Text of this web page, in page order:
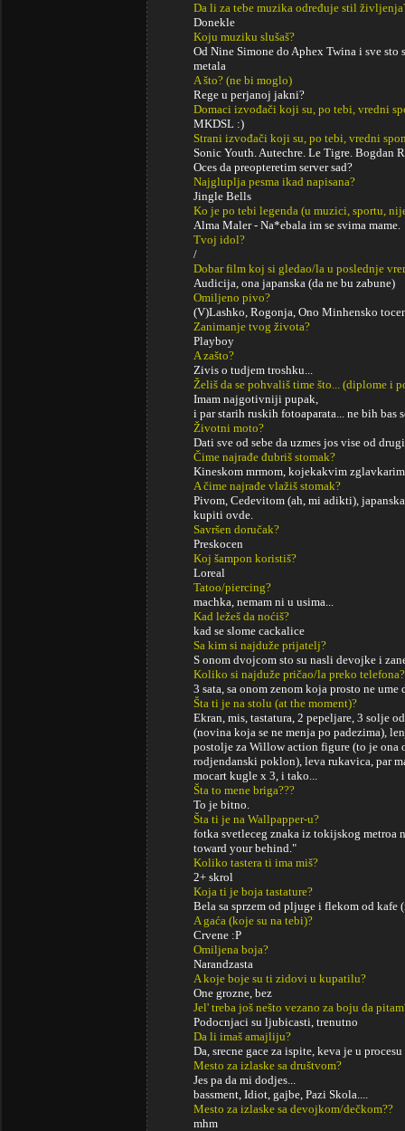
Da li za tebe muzika određuje stil
Donekle
Koju muziku slušaš?
Od Nine Simone do Aphex Twina i sve
metala
A što? (ne bi moglo)
Rege u perjanoj jakni?
Domaci izvođači koji su, po tebi, vredni
MKDSL :)
Strani izvođači koji su, po tebi, vredni
Sonic Youth. Autechre. Le Tigre. Bogdan
Oces da preopteretim server sad?
Najgluplja pesma ikad napisana?
Jingle Bells
Ko je po tebi legenda (u muzici, sportu,
Alma Maler - Na*ebala im se svima mame.
Tvoj idol?
/
Dobar film koj si gledao/la u poslednje
Audicija, ona japanska (da ne bu zabune)
Omiljeno pivo?
(V)Lashko, Rogonja, Ono Minhensko
Zanimanje tvog života?
Playboy
A zašto?
Zivis o tudjem troshku...
Želiš da se pohvališ time što... (diplome i
Imam najgotivniji pupak,
i par starih ruskih fotoaparata... ne bih bas
Životni moto?
Dati sve od sebe da uzmes jos vise od
Čime najrađe đubriš stomak?
Kineskom mrmom, kojekakvim
A čime najrađe vlažiš stomak?
Pivom, Cedevitom (ah, mi adikti),
kupiti ovde.
Savršen doručak?
Preskocen
Koj šampon koristiš?
Loreal
Tatoo/piercing?
machka, nemam ni u usima...
Kad ležeš da noćiš?
kad se slome cackalice
Sa kim si najduže prijatelj?
S onom dvojcom sto su nasli devojke i
Koliko si najduže pričao/la preko telefona?
3 sata, sa onom zenom koja prosto ne ume
Šta ti je na stolu (at the moment)?
Ekran, mis, tastatura, 2 pepeljare, 3 solje
(novina koja se ne menja po padezima),
postolje za Willow action figure (to je ona
rodjendanski poklon), leva rukavica, par
mocart kugle x 3, i tako...
Šta to mene briga???
To je bitno.
Šta ti je na Wallpapper-u?
fotka svetleceg znaka iz tokijskog metroa
toward your behind."
Koliko tastera ti ima miš?
2+ skrol
Koja ti je boja tastature?
Bela sa sprzem od pljuge i flekom od kafe
A gaća (koje su na tebi)?
Crvene :P
Omiljena boja?
Narandzasta
A koje boje su ti zidovi u kupatilu?
One grozne, bez
Jel' treba još nešto vezano za boju da
Podocnjaci su ljubicasti, trenutno
Da li imaš amajliju?
Da, srecne gace za ispite, keva je u
Mesto za izlaske sa društvom?
Jes pa da mi dodjes...
bassment, Idiot, gajbe, Pazi Skola....
Mesto za izlaske sa devojkom/dečkom??
mhm